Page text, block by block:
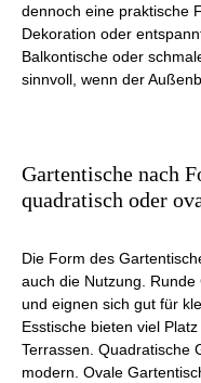
dennoch eine praktische
Dekoration oder
Balkontische oder
sinnvoll, wenn der
Gartentische nach
quadratisch oder
Die Form des
auch die Nutzung.
und eignen sich gut für
Esstische bieten viel
Terrassen. Quadratische
modern. Ovale